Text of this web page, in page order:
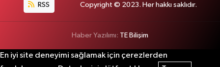
RSS Copyright © 2023. Her hakkı saklıdır.
Haber Yazılımı: TE Bilişim
En iyi site deneyimi sağlamak için çerezlerden